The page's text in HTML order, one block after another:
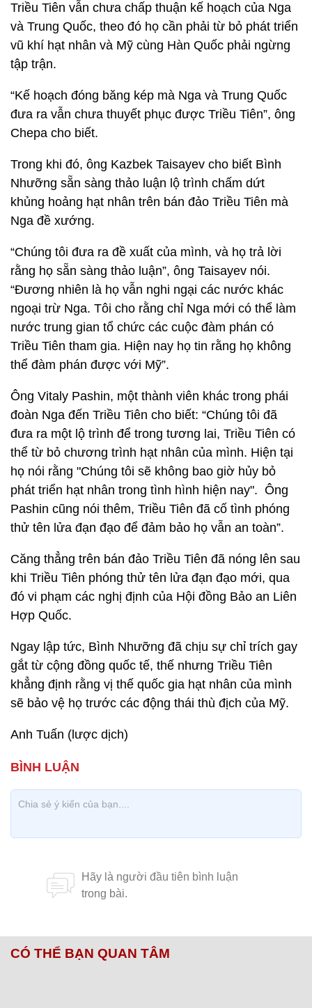
Triều Tiên vẫn chưa chấp thuận kế hoạch của Nga
và Trung Quốc, theo đó họ cần phải từ bỏ phát triển
vũ khí hạt nhân và Mỹ cùng Hàn Quốc phải ngừng
tập trận.
“Kế hoạch đóng băng kép mà Nga và Trung Quốc
đưa ra vẫn chưa thuyết phục được Triều Tiên”, ông
Chepa cho biết.
Trong khi đó, ông Kazbek Taisayev cho biết Bình
Nhưỡng sẵn sàng thảo luận lộ trình chấm dứt
khủng hoảng hạt nhân trên bán đảo Triều Tiên mà
Nga đề xướng.
“Chúng tôi đưa ra đề xuất của mình, và họ trả lời
rằng họ sẵn sàng thảo luận”, ông Taisayev nói.
“Đương nhiên là họ vẫn nghi ngại các nước khác
ngoại trừ Nga. Tôi cho rằng chỉ Nga mới có thể làm
nước trung gian tổ chức các cuộc đàm phán có
Triều Tiên tham gia. Hiện nay họ tin rằng họ không
thể đàm phán được với Mỹ”.
Ông Vitaly Pashin, một thành viên khác trong phái
đoàn Nga đến Triều Tiên cho biết: “Chúng tôi đã
đưa ra một lộ trình để trong tương lai, Triều Tiên có
thể từ bỏ chương trình hạt nhân của mình. Hiện tại
họ nói rằng "Chúng tôi sẽ không bao giờ hủy bỏ
phát triển hạt nhân trong tình hình hiện nay". Ông
Pashin cũng nói thêm, Triều Tiên đã cố tình phóng
thử tên lửa đạn đạo để đảm bảo họ vẫn an toàn”.
Căng thẳng trên bán đảo Triều Tiên đã nóng lên sau
khi Triều Tiên phóng thử tên lửa đạn đạo mới, qua
đó vi phạm các nghị định của Hội đồng Bảo an Liên
Hợp Quốc.
Ngay lập tức, Bình Nhưỡng đã chịu sự chỉ trích gay
gắt từ cộng đồng quốc tế, thế nhưng Triều Tiên
khẳng định rằng vị thế quốc gia hạt nhân của mình
sẽ bảo vệ họ trước các động thái thù địch của Mỹ.
Anh Tuấn (lược dịch)
CÓ THỂ BẠN QUAN TÂM